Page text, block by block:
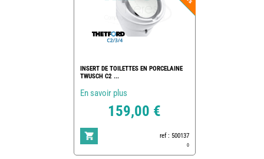
INSERT DE TOILETTES EN PORCELAINE
TWUSCH C2 ...
En savoir plus
159,00 €
ref : 500137
0